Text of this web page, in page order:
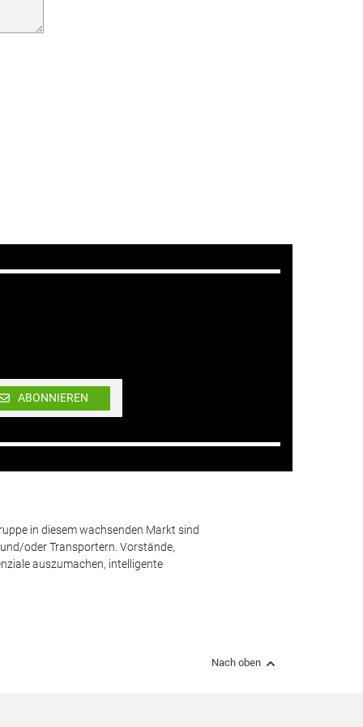
ABONNIEREN
in diesem wachsenden Markt sind
oder Transportern. Vorstände,
auszumachen, intelligente
Nach oben